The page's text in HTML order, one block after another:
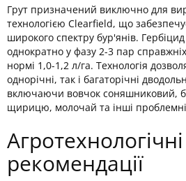
Грут призначений виключно для
технологією Clearfield, що
широкого спектру бур'янів.
однократно у фазу 2-3 пар
нормі 1,0-1,2 л/га. Технологія
однорічні, так і багаторічні
включаючи вовчок соняшниковий,
щирицю, молочай та інші
Агротехнологічні
рекомендації